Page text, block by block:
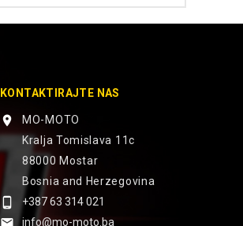
KONTAKTIRAJTE NAS

MO-MOTO
Kralja Tomislava 11c
88000 Mostar
Bosnia and Herzegovina
 +387 63 314 021
 info@mo-moto.ba